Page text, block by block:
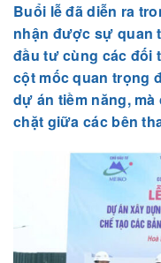
Buổi lễ đã diễn ra
nhận được sự quan
đầu tư cùng các đối
cột mốc quan trọng
dự án tiềm năng,
chặt giữa các bên